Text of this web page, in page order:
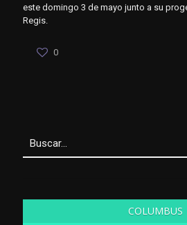
este domingo 3 de mayo junto a su
Regis.
0
COLUMBUS